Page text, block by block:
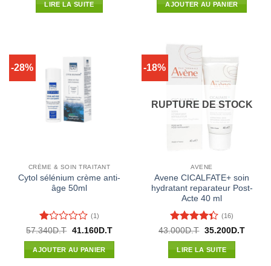
était :
LIRE LA SUITE AJOUTER AU PANIER
-28%
CRÈME & SOIN TRAITANT
Cytol sélénium crème anti-
âge 50ml
Note
1
sur
5
(1)
57.340D.T Le
initial
était :
41.160D.TLe
AJOUTER AU PANIER
-18%
RUPTURE DE STOCK
AVENE
Avene CICALFATE+ soin
hydratant reparateur Post-
Acte 40 ml
Note4.31
sur 5
(16)
43.000D.T Le
initial
était :
35.200D.TLe
LIRE LA SUITE